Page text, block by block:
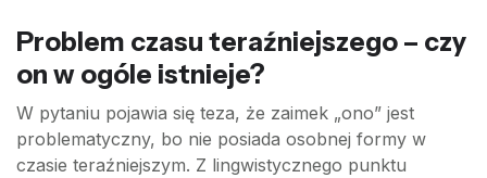
Problem czasu teraźniejszego – czy
on w ogóle istnieje?
W pytaniu pojawia się teza, że zaimek „ono” jest
problematyczny, bo nie posiada osobnej formy w
czasie teraźniejszym. Z lingwistycznego punktu